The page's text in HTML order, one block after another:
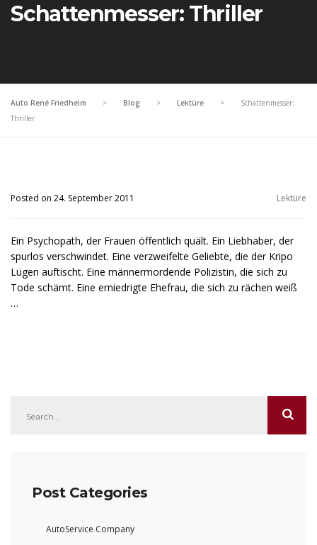
Schattenmesser: Thriller
Auto René Friedheim > Blog > Lektüre >
Schattenmesser:
Thriller
Posted on 24. September 2011 Lektüre
Ein Psychopath, der Frauen öffentlich quält. Ein Liebhaber, der
spurlos verschwindet. Eine verzweifelte Geliebte, die der Kripo
Lügen auftischt. Eine männermordende Polizistin, die sich zu
Tode schämt. Eine erniedrigte Ehefrau, die sich zu rächen weiß
…
Post Categories
AutoService Company